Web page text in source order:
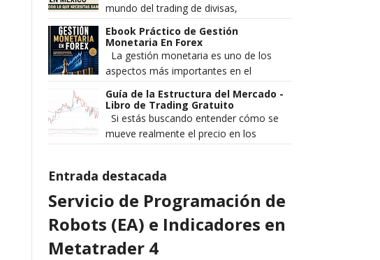
mundo del trading de divisas,
seguramente te has preguntado: ¿es
legal operar Forex en México? Es...
Ebook Práctico de Gestión
Monetaria En Forex
La gestión monetaria es uno de los
aspectos más importantes en el
trading. Es lo que separa a los traders
rentables de los que pierden de ...
Guía de la Estructura del Mercado -
Libro de Trading Gratuito
Si estás buscando entender cómo se
mueve realmente el precio en los
mercados financieros, Guía de la
Entrada destacada
Servicio de Programación de
Robots (EA) e Indicadores en
Metatrader 4